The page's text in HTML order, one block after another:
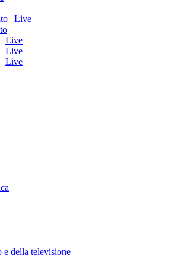
| Live
| Live
| Live
| Live
e della televisione